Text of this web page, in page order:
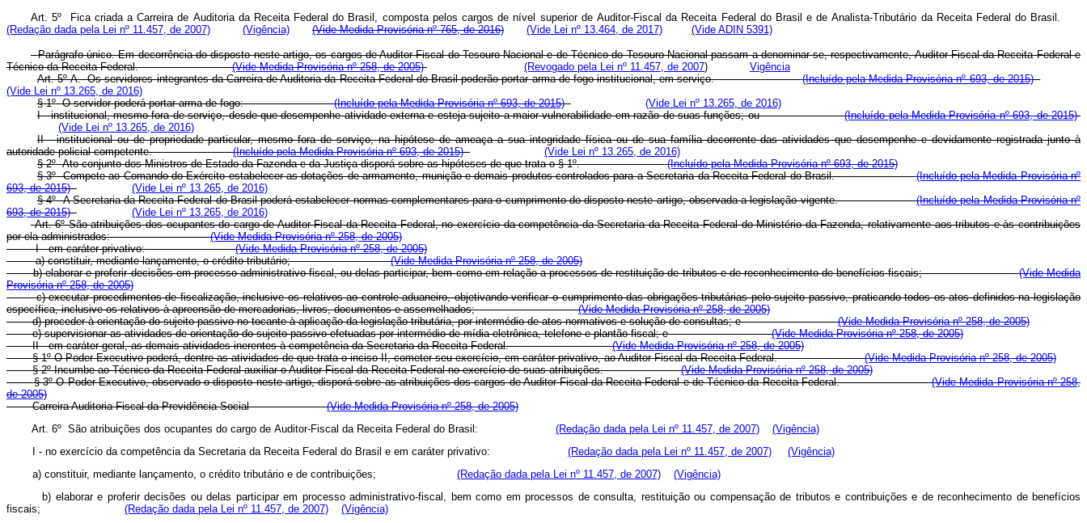
Art. 5º Fica criada a Carreira de Auditoria da Receita Federal do Brasil, composta pelos cargos de nível superior de Auditor-Fiscal da Receita Federal do Brasil e de Analista-Tributário da Receita Federal do Brasil.
(Redação dada pela Lei nº 11.457, de 2007)
(Vigência) (Vide Medida Provisória nº 765, de 2016) (Vide Lei nº 13.464, de 2017) (Vide ADIN 5391)
Parágrafo único. Em decorrência do disposto neste artigo, os cargos de Auditor-Fiscal do Tesouro Nacional e de Técnico do Tesouro Nacional passam a denominar-se, respectivamente, Auditor-Fiscal da Receita Federal e
Técnico da Receita Federal.(Vide Medida Provisória nº 258, de 2005) (Revogado pela Lei nº 11.457, de 2007) Vigência
Art. 5º-A. Os servidores integrantes da Carreira de Auditoria da Receita Federal do Brasil poderão portar arma de fogo institucional, em serviço.(Incluído pela Medida Provisória nº 693, de 2015)
(Vide Lei nº 13.265, de 2016)
§ 1ºO servidor poderá portar arma de fogo:(Incluído pela Medida Provisória nº 693, de 2015)
(Vide Lei nº 13.265, de 2016)
I - institucional, mesmo fora de serviço, desde que desempenhe atividade externa e esteja sujeito a maior vulnerabilidade em razão de suas funções; ou(Incluído pela Medida Provisória nº 693, de 2015)
(Vide Lei nº 13.265, de 2016)
II - institucional ou de propriedade particular, mesmo fora de serviço, na hipótese de ameaça a sua integridade física ou de sua família decorrente das atividades que desempenhe e devidamente registrada junto à
autoridade policial competente.(Incluído pela Medida Provisória nº 693, de 2015)
(Vide Lei nº 13.265, de 2016)
§ 2ºAto conjunto dos Ministros de Estado da Fazenda e da Justiça disporá sobre as hipóteses de que trata o § 1º.(Incluído pela Medida Provisória nº 693, de 2015)
§ 3ºCompete ao Comando do Exército estabelecer as dotações de armamento, munição e demais produtos controlados para a Secretaria da Receita Federal do Brasil.(Incluído pela Medida Provisória nº
693, de 2015)
(Vide Lei nº 13.265, de 2016)
§ 4ºA Secretaria da Receita Federal do Brasil poderá estabelecer normas complementares para o cumprimento do disposto neste artigo, observada a legislação vigente.(Incluído pela Medida Provisória nº
693, de 2015)
(Vide Lei nº 13.265, de 2016)
Art. 6º São atribuições dos ocupantes do cargo de Auditor-Fiscal da Receita Federal, no exercício da competência da Secretaria da Receita Federal do Ministério da Fazenda, relativamente aos tributos e às contribuições
por ela administrados:(Vide Medida Provisória nº 258, de 2005)
I - em caráter privativo:(Vide Medida Provisória nº 258, de 2005)
a) constituir, mediante lançamento, o crédito tributário;(Vide Medida Provisória nº 258, de 2005)
b) elaborar e proferir decisões em processo administrativo-fiscal, ou delas participar, bem como em relação a processos de restituição de tributos e de reconhecimento de benefícios fiscais;(Vide Medida
Provisória nº 258, de 2005)
c) executar procedimentos de fiscalização, inclusive os relativos ao controle aduaneiro, objetivando verificar o cumprimento das obrigações tributárias pelo sujeito passivo, praticando todos os atos definidos na legislação
específica, inclusive os relativos à apreensão de mercadorias, livros, documentos e assemelhados;(Vide Medida Provisória nº 258, de 2005)
d) proceder à orientação do sujeito passivo no tocante à aplicação da legislação tributária, por intermédio de atos normativos e solução de consultas; e(Vide Medida Provisória nº 258, de 2005)
e) supervisionar as atividades de orientação do sujeito passivo efetuadas por intermédio de mídia eletrônica, telefone e plantão fiscal; e(Vide Medida Provisória nº 258, de 2005)
II - em caráter geral, as demais atividades inerentes à competência da Secretaria da Receita Federal.(Vide Medida Provisória nº 258, de 2005)
§ 1º O Poder Executivo poderá, dentre as atividades de que trata o inciso II, cometer seu exercício, em caráter privativo, ao Auditor-Fiscal da Receita Federal.(Vide Medida Provisória nº 258, de 2005)
§ 2º Incumbe ao Técnico da Receita Federal auxiliar o Auditor-Fiscal da Receita Federal no exercício de suas atribuições.(Vide Medida Provisória nº 258, de 2005)
§ 3º O Poder Executivo, observado o disposto neste artigo, disporá sobre as atribuições dos cargos de Auditor-Fiscal da Receita Federal e de Técnico da Receita Federal.(Vide Medida Provisória nº 258,
de 2005)
Carreira Auditoria-Fiscal da Previdência Social(Vide Medida Provisória nº 258, de 2005)
Art. 6º São atribuições dos ocupantes do cargo de Auditor-Fiscal da Receita Federal do Brasil: (Redação dada pela Lei nº 11.457, de 2007)
(Vigência)
- no exercício da competência da Secretaria da Receita Federal do Brasil e em caráter privativo: (Redação dada pela Lei nº 11.457, de 2007)
(Vigência)
a) constituir, mediante lançamento, o crédito tributário e de contribuições; (Redação dada pela Lei nº 11.457, de 2007)
(Vigência)
b) elaborar e proferir decisões ou delas participar em processo administrativo-fiscal, bem como em processos de consulta, restituição ou compensação de tributos e contribuições e de reconhecimento de benefícios
fiscais; (Redação dada pela Lei nº 11.457, de 2007)
(Vigência)